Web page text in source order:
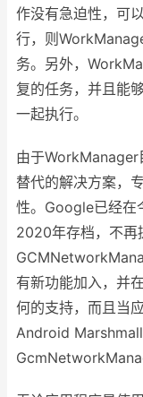
作没有急迫性，可
行，则
务。另外，
复的任务，并且能
一起执行。
由于WorkManager
替代的解决方案，
性。Google已经在
2020年存档，不再
有新功能加入，并
何的支持，而且当
Android